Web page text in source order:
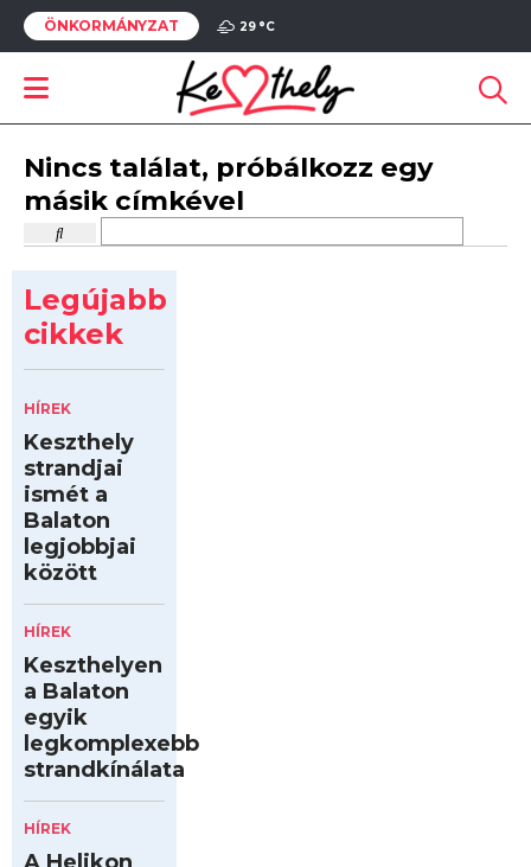
ÖNKORMÁNYZAT 29 °C
Nincs találat, próbálkozz egy
másik címkével
Legújabb
cikkek
HÍREK
Keszthely
strandjai
ismét a
Balaton
legjobbjai
között
HÍREK
Keszthelyen
a Balaton
egyik
legkomplexebb
strandkínálata
HÍREK